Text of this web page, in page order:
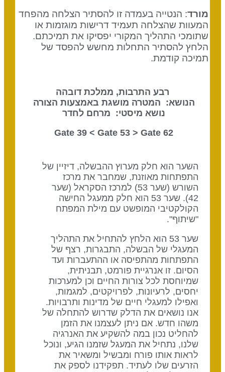
מורד: הנטייה בעמדה זו להסתיר הצלחה מהפחד
המעוות שהצלחה תעמיד דרישות מוגזמות או
שתומכי התהליך המקורי יפסיקו את תמיכתם.
הלחץ להסתיר התחלות מחשש להפסד של
תמיכה קודמת.
רבע התרבות, ממלכת דובהה
הנושא: המטרה מושגת באמצעות הצורה
נושא מיסטי: מרחם לחדר
62 Gate 39 <
Gate 53 > Gate
השער הוא חלק מערוץ ההבשלה, דיזיין של
התפתחות מאוזנת, שמחבר את מרכז
השורש (שער 53) למרכז הסקראל (שער
42). שער 53 הוא חלק ממעגל החישה
הקולקטיבי המופשט עם מילת המפתח
"שיתוף".
שער 53 הוא הלחץ להתחיל את התהליך
המעגלי של הבשלה, התבגרות, רצף של
התפתחות מהתפיסה או ההתעברות ועד
הסיום. זו אנרגיית פורמט, תבניתית,
שמיוחסת לכל צורות החיים וכן למערכות
יחסים, לרעיונות, לפרויקטים, למגמות,
ואפילו למעגלי חיים של מדינות ותרבויות.
אנו נושאים את הדלק שדרוש להתחלה של
משהו חדש. אם ניתן לעצמנו את הזמן
להחליט נכון במה להשקיע את האנרגיה
שלנו, נתחיל את המעגל שזמנו הגיע, ונוכל
לראות אותו פורח ומבשיל ומשאיר את
הזרעים שלו לעתיד. תפקידנו לספק את